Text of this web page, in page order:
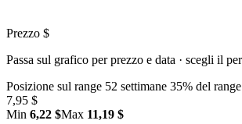
Prezzo $
Passa sul grafico per prezzo e data · scegli il
Posizione sul range 52 settimane 35% del range
7,95 $
Min 6,22 $Max 11,19 $